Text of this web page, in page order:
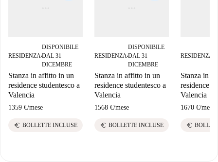
RESIDENZA■
DISPONIBILE
DAL 31
DICEMBRE
Stanza in affitto in un
residence studentesco a
Valencia
1359 €/mese
euro BOLLETTE INCLUSE
RESIDENZA■
DISPONIBILE
DAL 31
DICEMBRE
Stanza in affitto in un
residence studentesco a
Valencia
1568 €/mese
euro BOLLETTE INCLUSE
RESIDENZA
Stanza in
residence
Valencia
1670 €/mese
euro